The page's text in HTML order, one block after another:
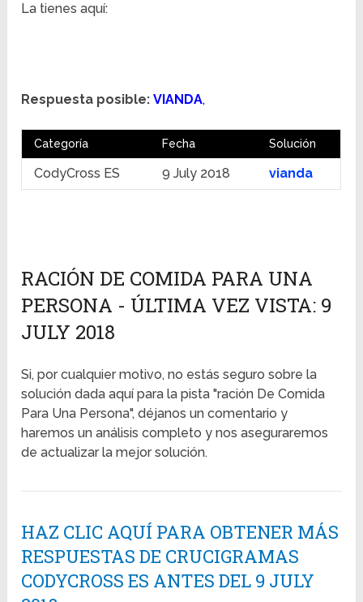
La tienes aquí:
Respuesta posible: VIANDA,
Categoría Fecha Solución
CodyCross ES 9 July 2018 vianda
RACIÓN DE COMIDA PARA UNA
PERSONA - ÚLTIMA VEZ VISTA: 9
JULY 2018
Si, por cualquier motivo, no estás seguro sobre la
solución dada aquí para la pista "ración De Comida
Para Una Persona", déjanos un comentario y
haremos un análisis completo y nos aseguraremos
de actualizar la mejor solución.
HAZ CLIC AQUÍ PARA OBTENER MÁS
RESPUESTAS DE CRUCIGRAMAS
CODYCROSS ES ANTES DEL 9 JULY